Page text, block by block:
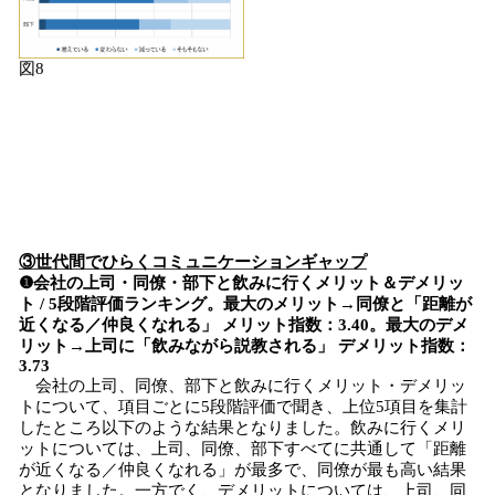
図8
③世代間でひらくコミュニケーションギャップ
❶会社の上司・同僚・部下と飲みに行くメリット＆デメリッ
ト / 5段階評価ランキング。最大のメリット→同僚と「距離が
近くなる／仲良くなれる」 メリット指数：3.40。最大のデメ
リット→上司に「飲みながら説教される」 デメリット指数：
3.73
会社の上司、同僚、部下と飲みに行くメリット・デメリッ
トについて、項目ごとに5段階評価で聞き、上位5項目を集計
したところ以下のような結果となりました。飲みに行くメリ
ットについては、上司、同僚、部下すべてに共通して「距離
が近くなる／仲良くなれる」が最多で、同僚が最も高い結果
となりました。一方でく、デメリットについては、上司、同